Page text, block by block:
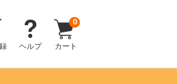
ヘルプ カート
0